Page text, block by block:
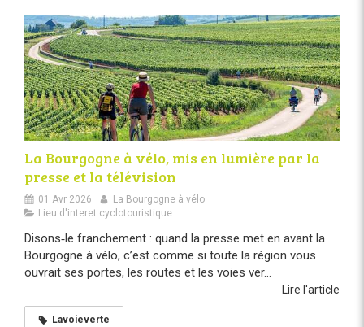
La Bourgogne à vélo, mis en lumière par la
presse et la télévision
01 Avr 2026
La Bourgogne à vélo
Lieu d'interet cyclotouristique
Disons‑le franchement : quand la presse met en avant la
Bourgogne à vélo, c’est comme si toute la région vous
ouvrait ses portes, les routes et les voies ver...
Lire l'article
Lavoieverte